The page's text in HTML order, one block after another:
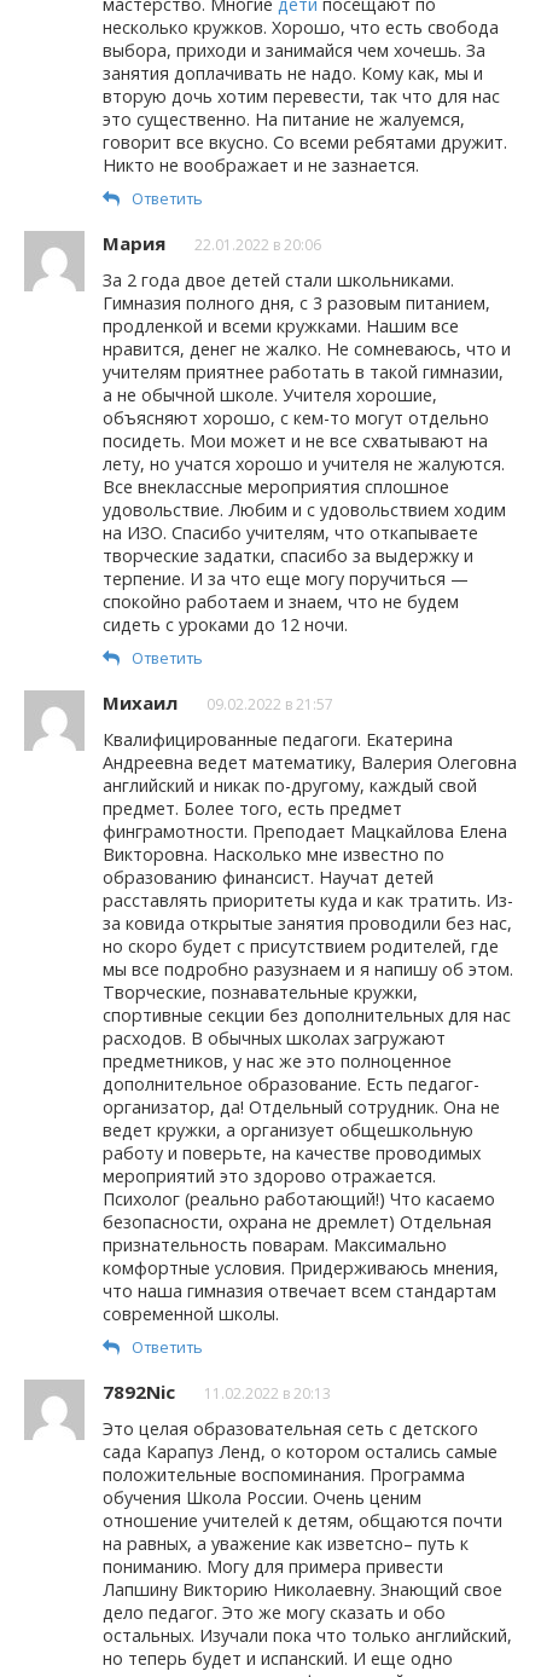
несколько кружков. Хорошо, что есть свобода
выбора, приходи и занимайся чем хочешь. За
занятия доплачивать не надо. Кому как, мы и
вторую дочь хотим перевести, так что для нас
это существенно. На питание не жалуемся,
говорит все вкусно. Со всеми ребятами дружит.
Никто не воображает и не зазнается.
Ответить
Мария 22.01.2022 в 20:06
За 2 года двое детей стали школьниками.
Гимназия полного дня, с 3 разовым питанием,
продленкой и всеми кружками. Нашим все
нравится, денег не жалко. Не сомневаюсь, что и
учителям приятнее работать в такой гимназии,
а не обычной школе. Учителя хорошие,
объясняют хорошо, с кем-то могут отдельно
посидеть. Мои может и не все схватывают на
лету, но учатся хорошо и учителя не жалуются.
Все внеклассные мероприятия сплошное
удовольствие. Любим и с удовольствием ходим
на ИЗО. Спасибо учителям, что откапываете
творческие задатки, спасибо за выдержку и
терпение. И за что еще могу поручиться —
спокойно работаем и знаем, что не будем
сидеть с уроками до 12 ночи.
Ответить
Михаил 09.02.2022 в 21:57
Квалифицированные педагоги. Екатерина
Андреевна ведет математику, Валерия Олеговна
английский и никак по-другому, каждый свой
предмет. Более того, есть предмет
финграмотности. Преподает Мацкайлова Елена
Викторовна. Насколько мне известно по
образованию финансист. Научат детей
расставлять приоритеты куда и как тратить. Из-
за ковида открытые занятия проводили без нас,
но скоро будет с присутствием родителей, где
мы все подробно разузнаем и я напишу об этом.
Творческие, познавательные кружки,
спортивные секции без дополнительных для нас
расходов. В обычных школах загружают
предметников, у нас же это полноценное
дополнительное образование. Есть педагог-
организатор, да! Отдельный сотрудник. Она не
ведет кружки, а организует общешкольную
работу и поверьте, на качестве проводимых
мероприятий это здорово отражается.
Психолог (реально работающий!) Что касаемо
безопасности, охрана не дремлет) Отдельная
признательность поварам. Максимально
комфортные условия. Придерживаюсь мнения,
что наша гимназия отвечает всем стандартам
современной школы.
Ответить
7892Nic 11.02.2022 в 20:13
Это целая образовательная сеть с детского
сада Карапуз Ленд, о котором остались самые
положительные воспоминания. Программа
обучения Школа России. Очень ценим
отношение учителей к детям, общаются почти
на равных, а уважение как изветсно– путь к
пониманию. Могу для примера привести
Лапшину Викторию Николаевну. Знающий свое
дело педагог. Это же могу сказать и обо
остальных. Изучали пока что только английский,
но теперь будет и испанский. И еще одно